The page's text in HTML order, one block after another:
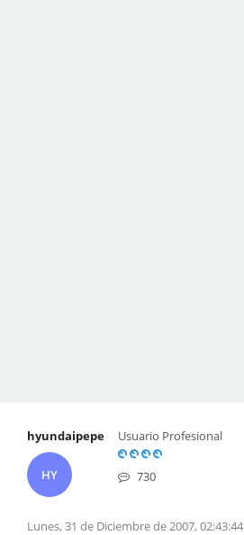
hyundaipepe
HY
Usuario Profesional
730
Lunes, 31 de Diciembre de 2007, 02:43:44